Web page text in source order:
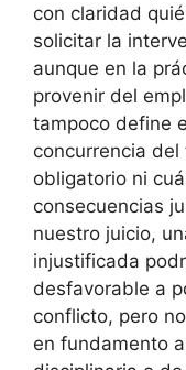
con claridad
solicitar la
aunque en la
provenir del
tampoco define
concurrencia
obligatorio ni
consecuencias
nuestro juicio,
injustificada
desfavorable a
conflicto, pero
en fundamento